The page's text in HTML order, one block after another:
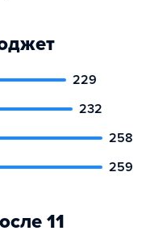
229
232
258
259
11